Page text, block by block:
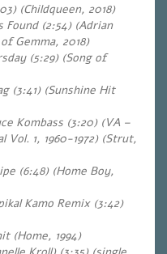
(Childqueen, 2018)
Found (2:54) (Adrian
Gemma, 2018)
(5:29) (Song of
(3:41) (Sunshine Hit
Kombass (3:20) (VA –
Vol. 1, 1960-1972) (Strut,
(6:48) (Home Boy,
Kamo Remix (3:42)
(Home, 1994)